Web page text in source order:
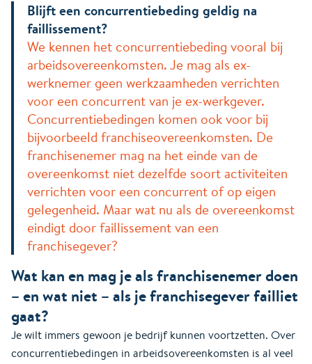
Blijft een concurrentiebeding geldig na
faillissement?
We kennen het concurrentiebeding vooral bij
arbeidsovereenkomsten. Je mag als ex-
werknemer geen werkzaamheden verrichten
voor een concurrent van je ex-werkgever.
Concurrentiebedingen komen ook voor bij
bijvoorbeeld franchiseovereenkomsten. De
franchisenemer mag na het einde van de
overeenkomst niet dezelfde soort activiteiten
verrichten voor een concurrent of op eigen
gelegenheid. Maar wat nu als de overeenkomst
eindigt door faillissement van een
franchisegever?
Wat kan en mag je als franchisenemer doen
– en wat niet – als je franchisegever failliet
gaat?
Je wilt immers gewoon je bedrijf kunnen voortzetten. Over
concurrentiebedingen in arbeidsovereenkomsten is al veel